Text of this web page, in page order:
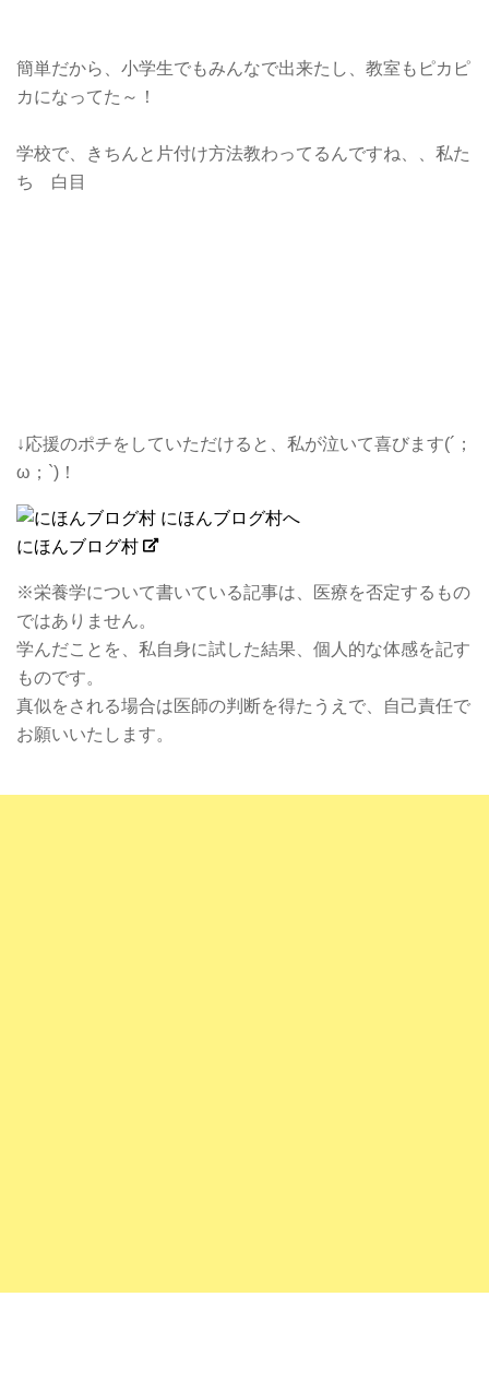
簡単だから、小学生でもみんなで出来たし、教室もピカピ
カになってた～！
学校で、きちんと片付け方法教わってるんですね、、私た
ち 白目
↓応援のポチをしていただけると、私が泣いて喜びます(´；
ω；`)！
にほんブログ村
※栄養学について書いている記事は、医療を否定するもの
ではありません。
学んだことを、私自身に試した結果、個人的な体感を記す
ものです。
真似をされる場合は医師の判断を得たうえで、自己責任で
お願いいたします。